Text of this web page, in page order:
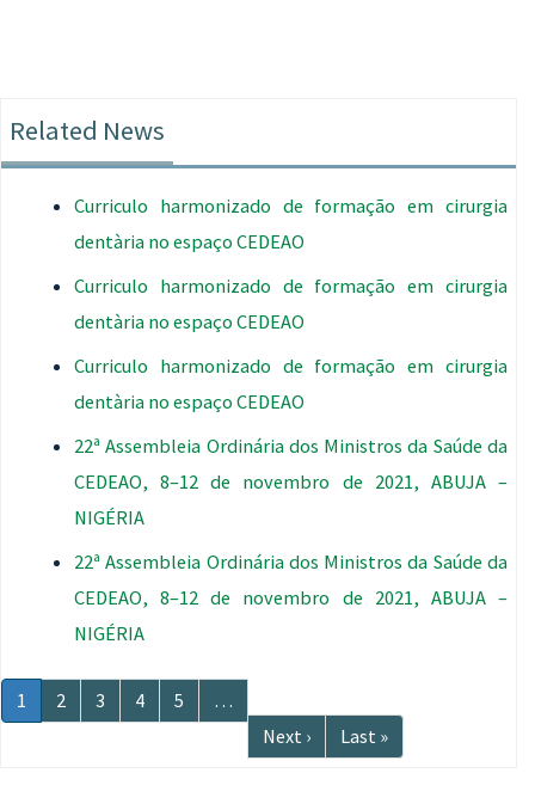
Related News
Curriculo harmonizado de formação em cirurgia
dentària no espaço CEDEAO
Curriculo harmonizado de formação em cirurgia
dentària no espaço CEDEAO
Curriculo harmonizado de formação em cirurgia
dentària no espaço CEDEAO
22ª Assembleia Ordinária dos Ministros da Saúde da
CEDEAO, 8–12 de novembro de 2021, ABUJA –
NIGÉRIA
22ª Assembleia Ordinária dos Ministros da Saúde da
CEDEAO, 8–12 de novembro de 2021, ABUJA –
NIGÉRIA
Paginação
Página
atual
1 Página
2 Página
3 Página
4 Página
5
…
Próxima
página
Next ›
Última
página
Last »